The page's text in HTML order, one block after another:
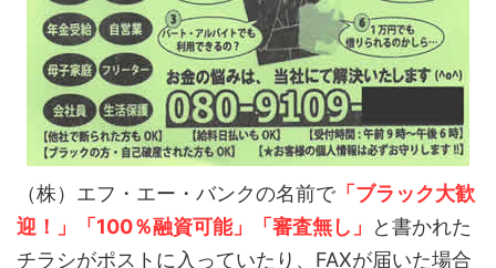
（株）エフ・エー・バンクの名前で「ブラック大歓
迎！」「100％融資可能」「審査無し」
と書かれた
チラシがポストに入っていたり、FAXが届いた場合